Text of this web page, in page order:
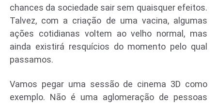
chances da sociedade sair sem quaisquer efeitos.
Talvez, com a criação de uma vacina, algumas
ações cotidianas voltem ao velho normal, mas
ainda existirá resquícios do momento pelo qual
passamos.
Vamos pegar uma sessão de cinema 3D como
exemplo. Não é uma aglomeração de pessoas